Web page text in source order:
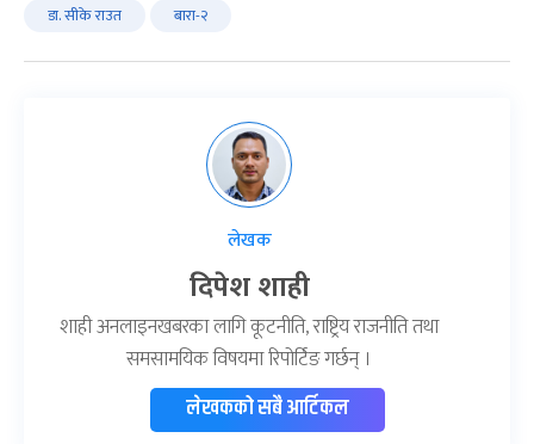
डा. सीके राउत
बारा-२
लेखक
दिपेश शाही
शाही अनलाइनखबरका लागि कूटनीति, राष्ट्रिय राजनीति तथा
समसामयिक विषयमा रिपोर्टिङ गर्छन् ।
लेखकको सबै आर्टिकल